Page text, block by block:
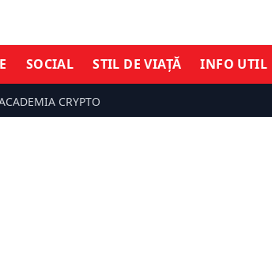
SOCIAL STIL DE VIAȚĂ INFO UTIL
CRYPTO